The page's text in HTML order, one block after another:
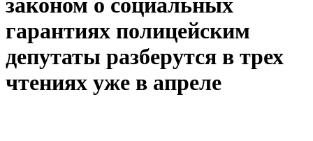
гарантиях полицейским
депутаты разберутся в трех
чтениях уже в апреле